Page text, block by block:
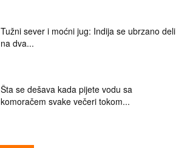
Tužni sever i moćni jug: Indija se ubrzano deli
na dva...
Šta se dešava kada pijete vodu sa
komoračem svake večeri tokom...